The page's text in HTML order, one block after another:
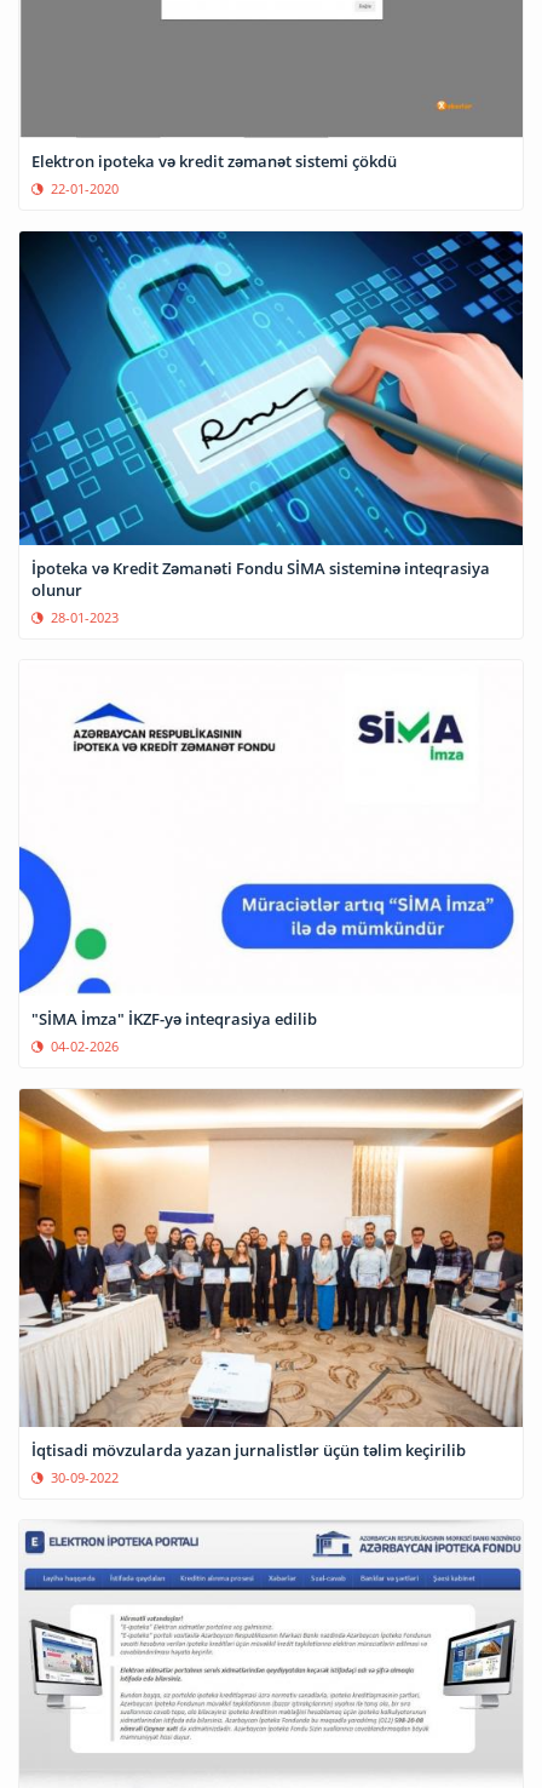
Elektron ipoteka və kredit zəmanət sistemi çökdü
22-01-2020
İpoteka və Kredit Zəmanəti Fondu SİMA sisteminə inteqrasiya
olunur
28-01-2023
"SİMA İmza" İKZF-yə inteqrasiya edilib
04-02-2026
İqtisadi mövzularda yazan jurnalistlər üçün təlim keçirilib
30-09-2022